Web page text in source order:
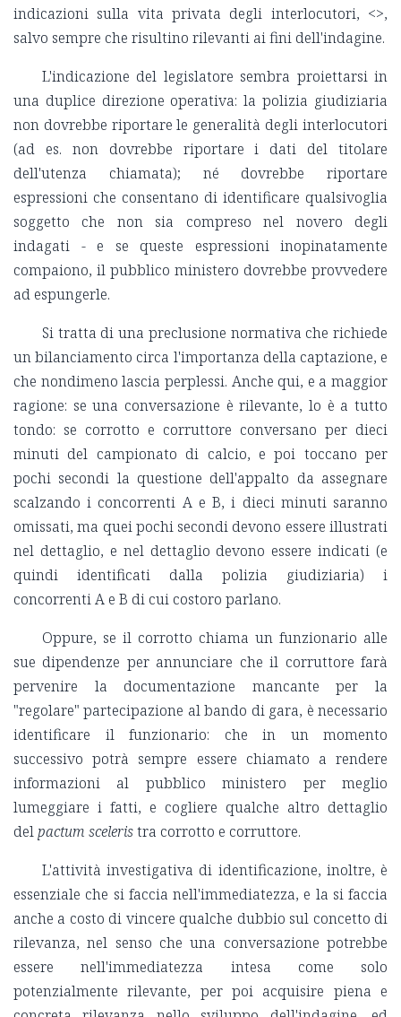
indicazioni sulla vita privata degli interlocutori, <>,
salvo sempre che risultino rilevanti ai fini dell'indagine.
L'indicazione del legislatore sembra proiettarsi in
una duplice direzione operativa: la polizia giudiziaria
non dovrebbe riportare le generalità degli interlocutori
(ad es. non dovrebbe riportare i dati del titolare
dell'utenza chiamata); né dovrebbe riportare
espressioni che consentano di identificare qualsivoglia
soggetto che non sia compreso nel novero degli
indagati - e se queste espressioni inopinatamente
compaiono, il pubblico ministero dovrebbe provvedere
ad espungerle.
Si tratta di una preclusione normativa che richiede
un bilanciamento circa l'importanza della captazione, e
che nondimeno lascia perplessi. Anche qui, e a maggior
ragione: se una conversazione è rilevante, lo è a tutto
tondo: se corrotto e corruttore conversano per dieci
minuti del campionato di calcio, e poi toccano per
pochi secondi la questione dell'appalto da assegnare
scalzando i concorrenti A e B, i dieci minuti saranno
omissati, ma quei pochi secondi devono essere illustrati
nel dettaglio, e nel dettaglio devono essere indicati (e
quindi identificati dalla polizia giudiziaria) i
concorrenti A e B di cui costoro parlano.
Oppure, se il corrotto chiama un funzionario alle
sue dipendenze per annunciare che il corruttore farà
pervenire la documentazione mancante per la
"regolare" partecipazione al bando di gara, è necessario
identificare il funzionario: che in un momento
successivo potrà sempre essere chiamato a rendere
informazioni al pubblico ministero per meglio
lumeggiare i fatti, e cogliere qualche altro dettaglio
delpactum sceleristra corrotto e corruttore.
L'attività investigativa di identificazione, inoltre, è
essenziale che si faccia nell'immediatezza, e la si faccia
anche a costo di vincere qualche dubbio sul concetto di
rilevanza, nel senso che una conversazione potrebbe
essere nell'immediatezza intesa come solo
potenzialmente rilevante, per poi acquisire piena e